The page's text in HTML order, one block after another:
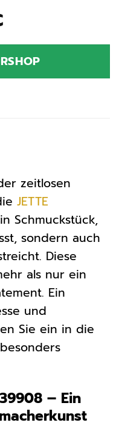
Aktueller
ist:
79,90 €.
zeitlosen
JETTE
Schmuckstück,
sondern auch
Diese
als nur ein
Ein
und
Sie ein in die
– Ein